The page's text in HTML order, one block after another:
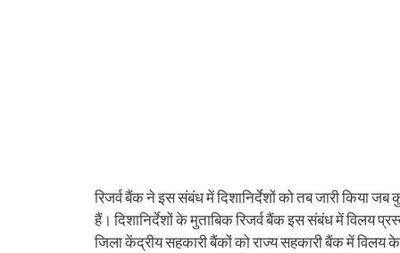
रिजर्व बैंक ने इस संबंध में दिशानिर्देशों को तब जारी किया
हैं। दिशानिर्देशों के मुताबिक रिजर्व बैंक इस संबंध में विलय
जिला केंद्रीय सहकारी बैंकों को राज्य सहकारी बैंक में